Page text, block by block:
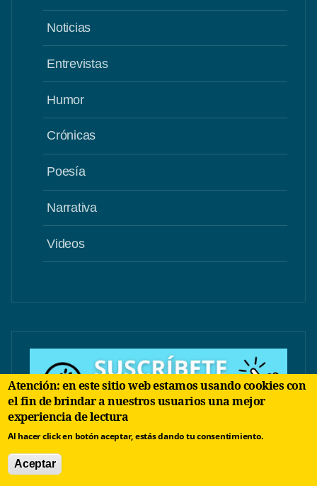
Noticias
Entrevistas
Humor
Crónicas
Poesía
Narrativa
Videos
Atención: en este sitio web estamos usando cookies con
el fin de brindar a nuestros usuarios una mejor
experiencia de lectura
Al hacer click en botón aceptar, estás dando tu consentimiento.
Aceptar